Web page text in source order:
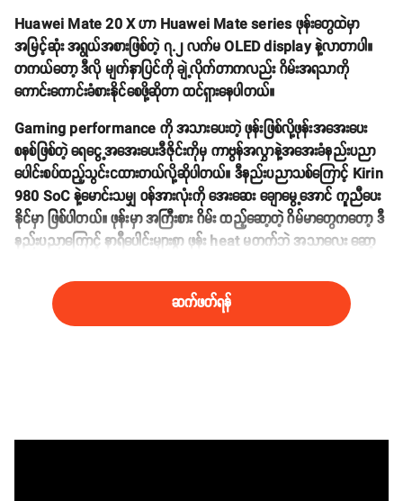
Huawei Mate 20 X ဟာ Huawei Mate series ဖုန်းတွေထဲမှာ
အမြင့်ဆုံး အရွယ်အစားဖြစ်တဲ့ ၇.၂ လက်မ OLED display နဲ့လာတာပါ။
တကယ်တော့ ဒီလို မျက်နှာပြင်ကို ချဲ့လိုက်တာကလည်း ဂိမ်းအရသာကို
ကောင်းကောင်းခံစားနိုင်စေဖို့ဆိုတာ ထင်ရှားနေပါတယ်။
Gaming performance ကို အသားပေးတဲ့ ဖုန်းဖြစ်လို့ဖုန်းအအေးပေး
စနစ်ဖြစ်တဲ့ ရေငွေ့အအေးပေးဒီဇိုင်းကိုမှ ကာဗွန်အလွှာနဲ့အအေးခံနည်းပညာ
ပေါင်းစပ်ထည့်သွင်းငထားတယ်လို့ဆိုပါတယ်။ ဒီနည်းပညာသစ်ကြောင့် Kirin
980 SoC နဲ့မောင်းသမျှ ဝန်အားလုံးကို အေးဆေး ချောမွေ့အောင် ကူညီပေး
နိုင်မှာ ဖြစ်ပါတယ်။ ဖုန်းမှာ အကြီးစား ဂိမ်း ထည့်ဆော့တဲ့ ဂိမ်မာတွေကတော့ ဒီ
နည်းပညာကြောင့် နာရီပေါင်းများစွာ ဖုန်း heat မတက်ဘဲ အသာလေး ဆော့
ဆက်ဖတ်ရန်